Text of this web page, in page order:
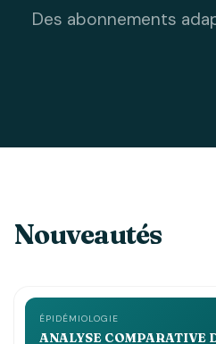
Des abonnements
Nouveautés
ÉPIDÉMIOLOGIE
ANALYSE COMPARATIVE